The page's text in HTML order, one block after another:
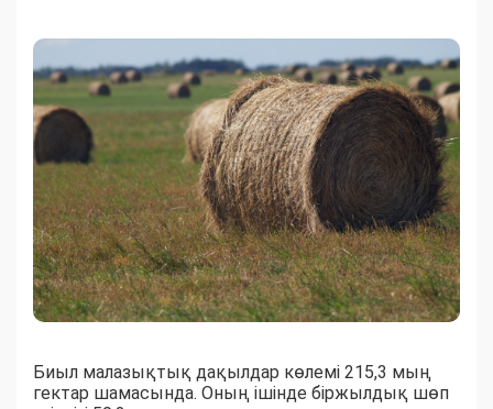
Биыл малазықтық дақылдар көлемі 215,3 мың
гектар шамасында. Оның ішінде біржылдық шөп